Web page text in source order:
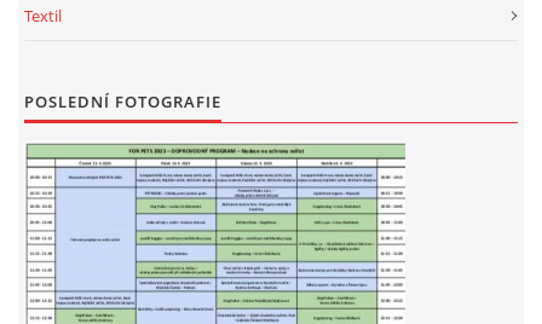
Textil
POSLEDNÍ FOTOGRAFIE